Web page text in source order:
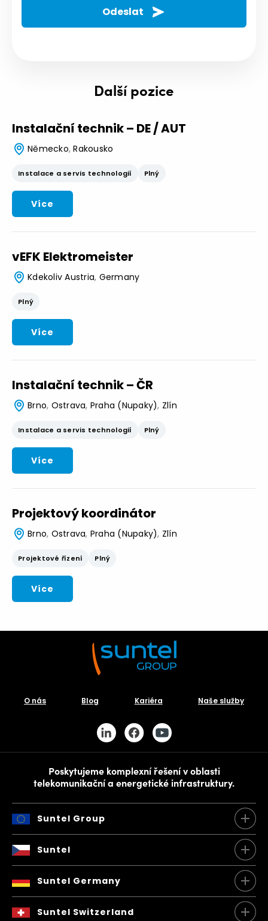
Další pozice
Instalační technik – DE / AUT
Německo,Rakousko
Instalace a servis technologií Plný
Více
vEFK Elektromeister
Kdekoliv Austria, Germany
Plný
Více
Instalační technik – ČR
Brno, Ostrava, Praha (Nupaky), Zlín
Instalace a servis technologií Plný
Více
Projektový koordinátor
Brno, Ostrava, Praha (Nupaky), Zlín
Projektové řízení Plný
Více
O nás Blog Kariéra Naše služby
Poskytujeme komplexní řešení v oblasti
telekomunikační a energetické infrastruktury.
Suntel Group
Březnická 5602
760 01 Zlín
Česká Republika
Impressum
Suntel
Obchodní podmínky
Suntel Germany
Brunhamstr. 21
Suntel Switzerland